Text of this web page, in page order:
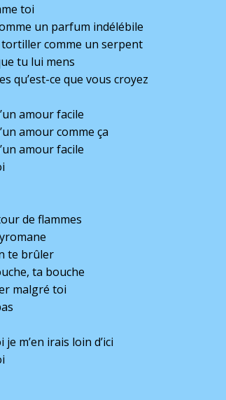
toi
un parfum indélébile
comme un serpent
tu lui mens
qu’est-ce que vous croyez
amour facile
amour comme ça
amour facile
de flammes
te brûler
ta bouche
malgré toi
je m’en irais loin d’ici